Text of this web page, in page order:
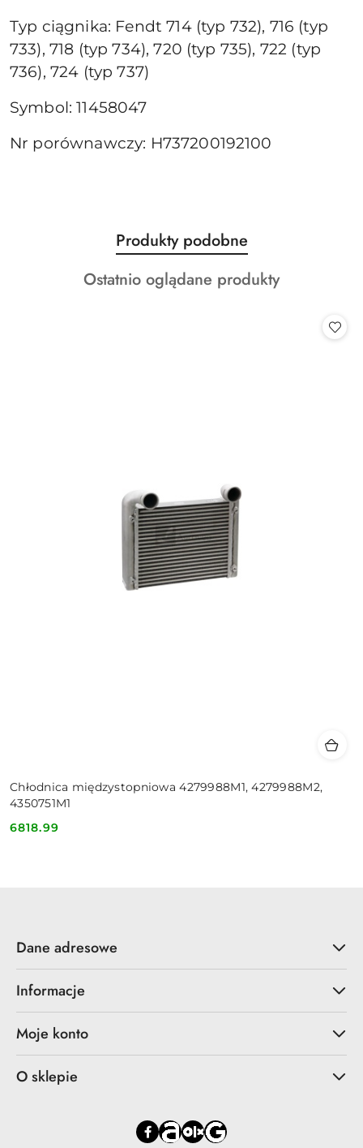
Typ ciągnika: Fendt 714 (typ 732), 716 (typ
733), 718 (typ 734), 720 (typ 735), 722 (typ
736), 724 (typ 737)
Symbol: 11458047
Nr porównawczy: H737200192100
Pomiń karuzelę produktów
Produkty
o
statusie:
Produkty podobne
Produkty
Ostatnio oglądane produkty
Chłodnica międzystopniowa 4279988M1, 4279988M2,
4350751M1
Cena:
6818.99
Dane adresowe
Informacje
Moje konto
O sklepie